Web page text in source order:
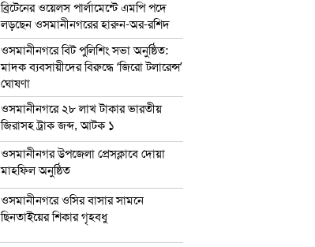
ব্রিটেনের ওয়েলস পার্লামেন্টে এমপি পদে
লড়ছেন ওসমানীনগরের হারুন-অর-রশিদ
ওসমানীনগরে বিট পুলিশিং সভা অনুষ্ঠিত:
মাদক ব্যবসায়ীদের বিরুদ্ধে ‘জিরো টলারেন্স’
ঘোষণা
ওসমানীনগরে ২৮ লাখ টাকার ভারতীয়
জিরাসহ ট্রাক জব্দ, আটক ১
ওসমানীনগর উপজেলা প্রেসক্লাবে দোয়া
মাহফিল অনুষ্ঠিত
ওসমানীনগরে ওসির বাসার সামনে
ছিনতাইয়ের শিকার গৃহবধু